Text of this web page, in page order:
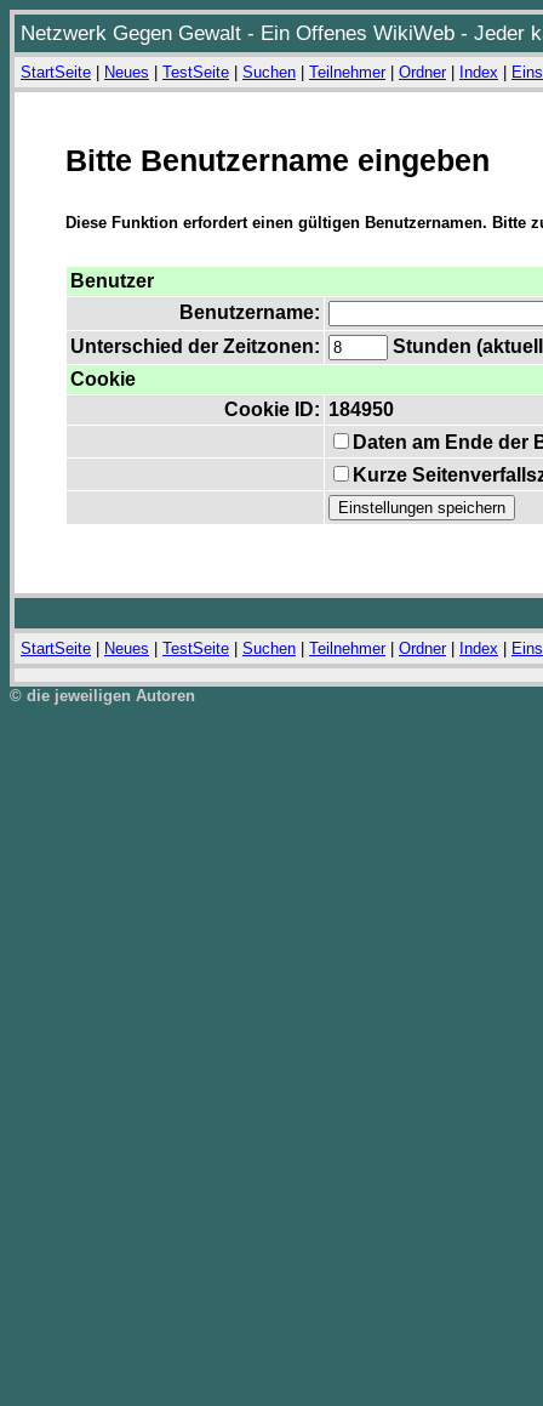
Netzwerk Gegen Gewalt - Ein Offenes WikiWeb - Jeder
StartSeite Neues TestSeite Suchen Teilnehmer| Ordner| Index
Bitte Benutzername eingeben
Diese Funktion erfordert einen gültigen Benutzernamen. Bitte
Benutzer
Benutzername:
Unterschied der Zeitzonen:
Stunden
Cookie
Cookie ID: 184950
Daten am Ende der
Kurze
StartSeite Neues TestSeite Suchen Teilnehmer| Ordner| Index
© die jeweiligen Autoren